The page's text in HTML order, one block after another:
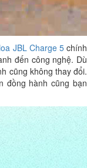
loa JBL Charge 5chính
đến công nghệ. Dù
cũng không thay đổi.
đồng hành cũng bạn